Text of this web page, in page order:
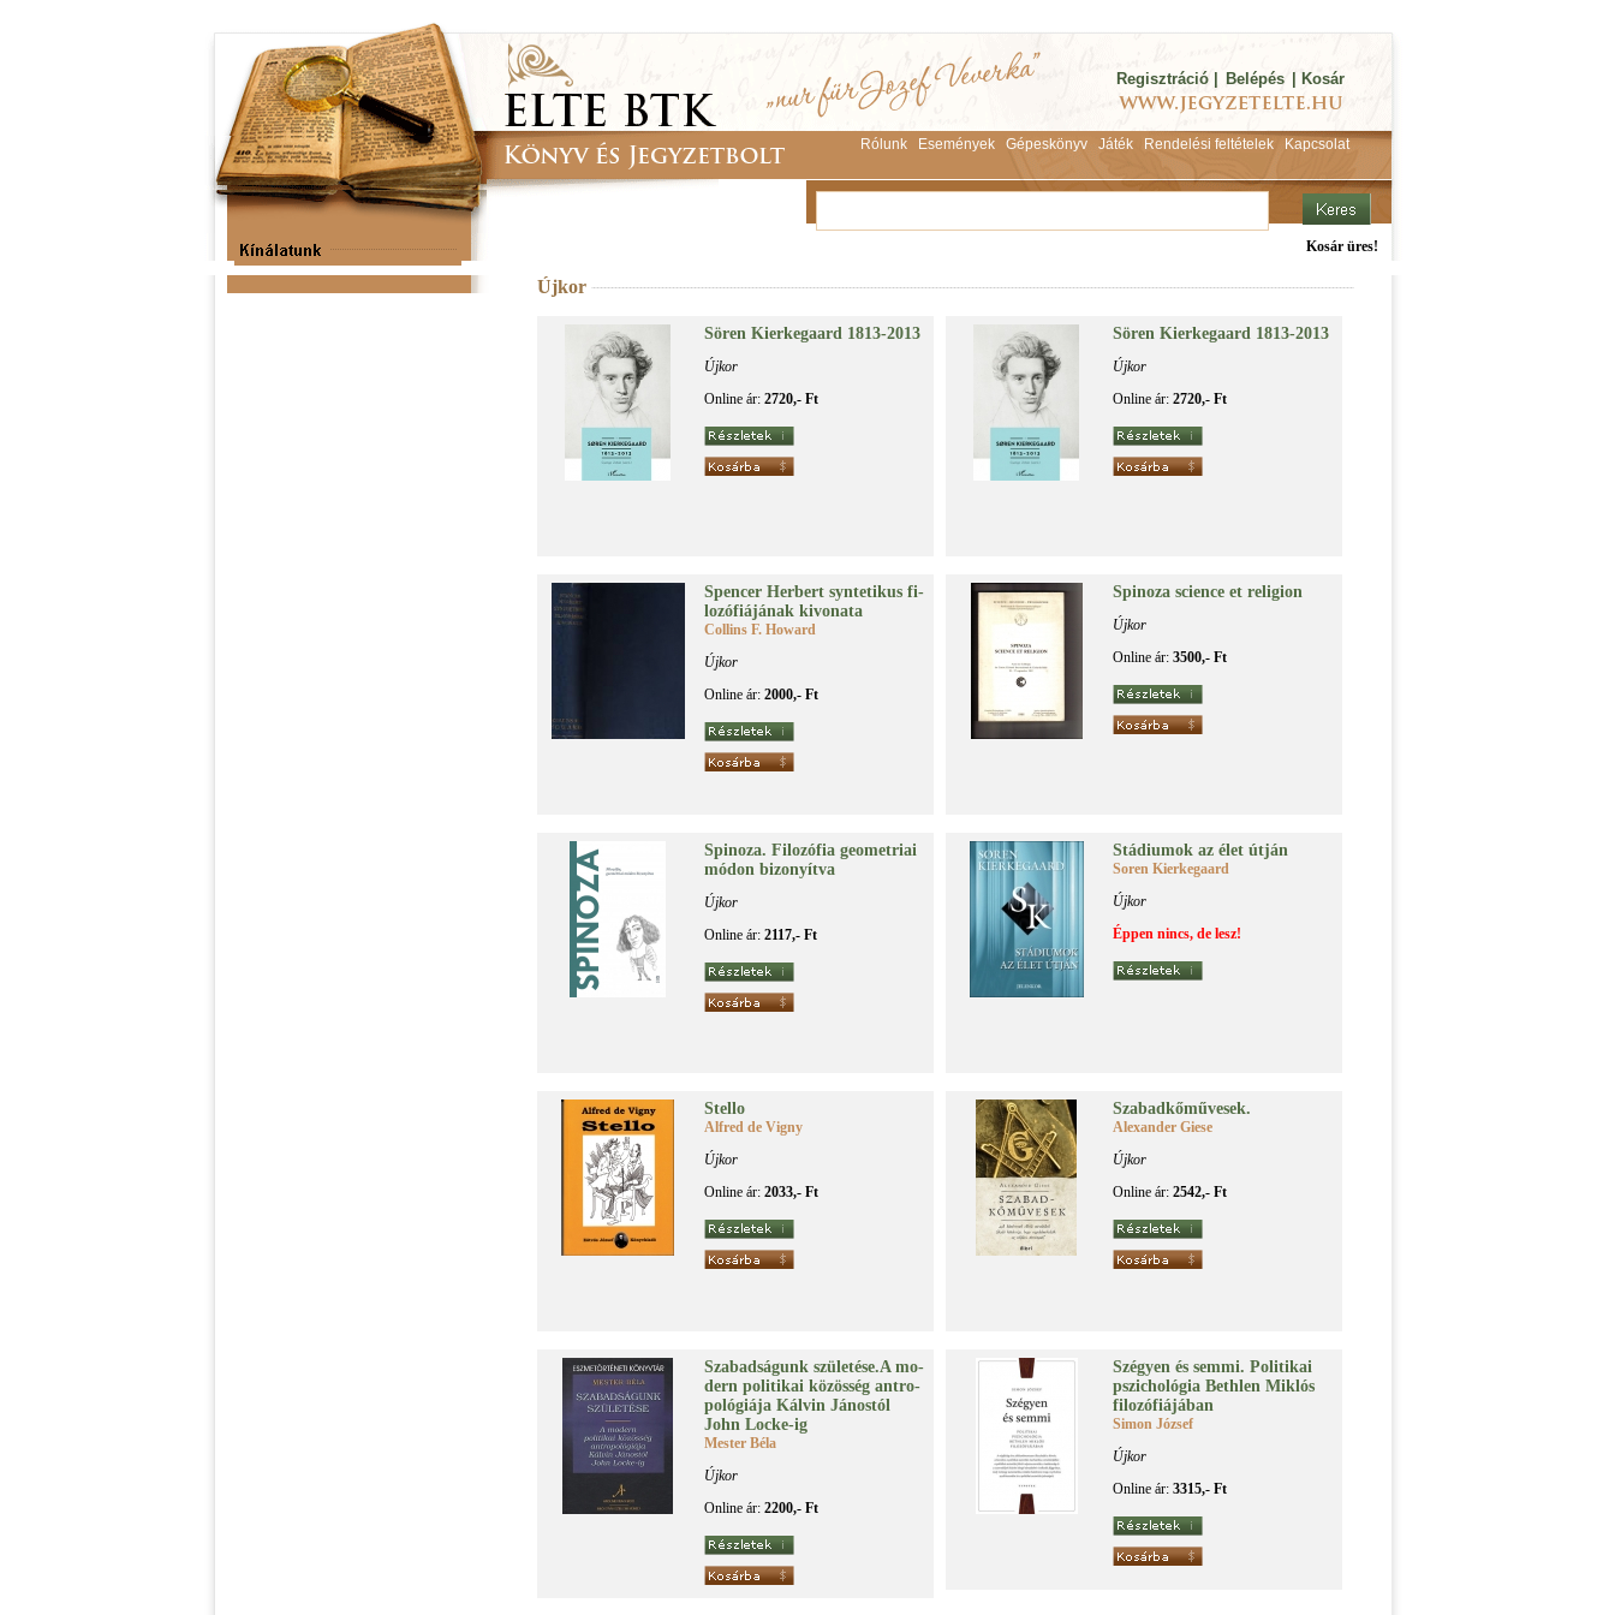
Regisztráció Belépés Kosár
Rólunk Események Gépeskönyv Játék Rendelési feltételek Kapcsolat
Kosár üres!
Újkor
Sören Ki­er­ke­ga­ard 1813-2013
Újkor
Online ár: 2720,- Ft
Sören Ki­er­ke­ga­ard 1813-2013
Újkor
Online ár: 2720,- Ft
Spen­cer Her­bert syn­te­ti­kus fi­
lo­zó­fi­á­já­nak ki­vo­na­ta
Collins F. Howard
Újkor
Online ár: 2000,- Ft
Spi­no­za sci­en­ce et re­li­gi­on
Újkor
Online ár: 3500,- Ft
Spi­no­za. Fi­lo­zó­fia geo­met­ri­ai
mó­don bi­zo­nyít­va
Újkor
Online ár: 2117,- Ft
Stá­di­u­mok az élet út­ján
Soren Kierkegaard
Újkor
Éppen nincs, de lesz!
Stel­lo
Alfred de Vigny
Újkor
Online ár: 2033,- Ft
Sza­bad­kő­mű­ve­sek.
Alexander Giese
Újkor
Online ár: 2542,- Ft
Sza­bad­sá­gunk szü­le­té­se.A mo­
dern po­li­ti­kai kö­zös­ség ant­ro­
po­ló­gi­á­ja Kál­vin Já­nos­tól
John Loc­ke-ig
Mester Béla
Újkor
Online ár: 2200,- Ft
Szé­gyen és sem­mi. Po­li­ti­kai
pszi­cho­ló­gia Beth­len Mik­lós
fi­lo­zó­fi­á­já­ban
Simon József
Újkor
Online ár: 3315,- Ft